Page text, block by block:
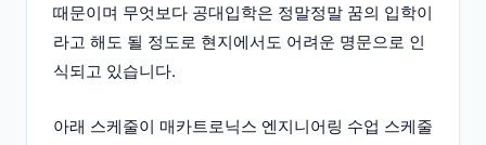
때문이며 무엇보다 공대입학은 정말정말 꿈의 입학이
라고 해도 될 정도로 현지에서도 어려운 명문으로 인
식되고 있습니다.
아래 스케줄이 매카트로닉스 엔지니어링 수업 스케줄